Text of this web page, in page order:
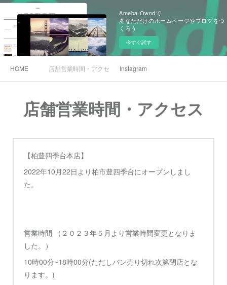
Ameba Owndで
あなただけのホームページやブログをつ
くろう
今すぐ試す
HOME 店舗営業時間・アクセス Instagram
店舗営業時間・アクセス
【柏豊四季台本店】
2022年10月22日より柏市豊四季台にオープンしまし
た。
営業時間 （２０２３年５月より営業時間変更となりま
した。）
10時00分~18時00分(ただしパン売り切れ次第閉店とな
ります。)